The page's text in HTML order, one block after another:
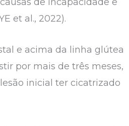
et al., 2022).
e acima da linha glútea
por mais de três meses,
inicial ter cicatrizado